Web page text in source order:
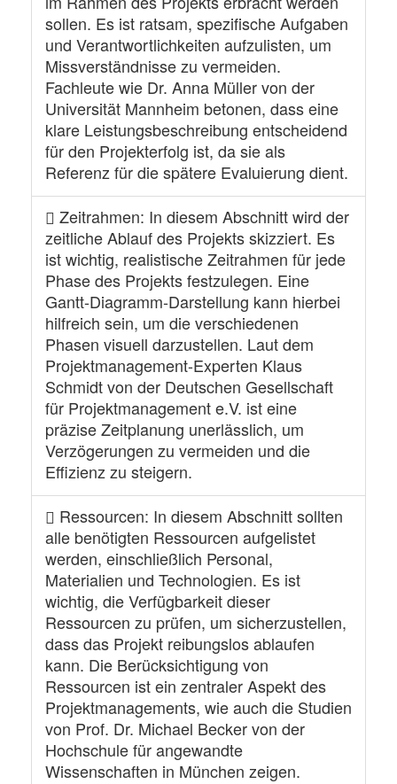
sollen. Es ist ratsam, spezifische Aufgaben
und Verantwortlichkeiten aufzulisten, um
Missverständnisse zu vermeiden.
Fachleute wie Dr. Anna Müller von der
Universität Mannheim betonen, dass eine
klare Leistungsbeschreibung entscheidend
für den Projekterfolg ist, da sie als
Referenz für die spätere Evaluierung dient.
Zeitrahmen: In diesem Abschnitt wird der
zeitliche Ablauf des Projekts skizziert. Es
ist wichtig, realistische Zeitrahmen für jede
Phase des Projekts festzulegen. Eine
Gantt-Diagramm-Darstellung kann hierbei
hilfreich sein, um die verschiedenen
Phasen visuell darzustellen. Laut dem
Projektmanagement-Experten Klaus
Schmidt von der Deutschen Gesellschaft
für Projektmanagement e.V. ist eine
präzise Zeitplanung unerlässlich, um
Verzögerungen zu vermeiden und die
Effizienz zu steigern.
Ressourcen: In diesem Abschnitt sollten
alle benötigten Ressourcen aufgelistet
werden, einschließlich Personal,
Materialien und Technologien. Es ist
wichtig, die Verfügbarkeit dieser
Ressourcen zu prüfen, um sicherzustellen,
dass das Projekt reibungslos ablaufen
kann. Die Berücksichtigung von
Ressourcen ist ein zentraler Aspekt des
Projektmanagements, wie auch die Studien
von Prof. Dr. Michael Becker von der
Hochschule für angewandte
Wissenschaften in München zeigen.